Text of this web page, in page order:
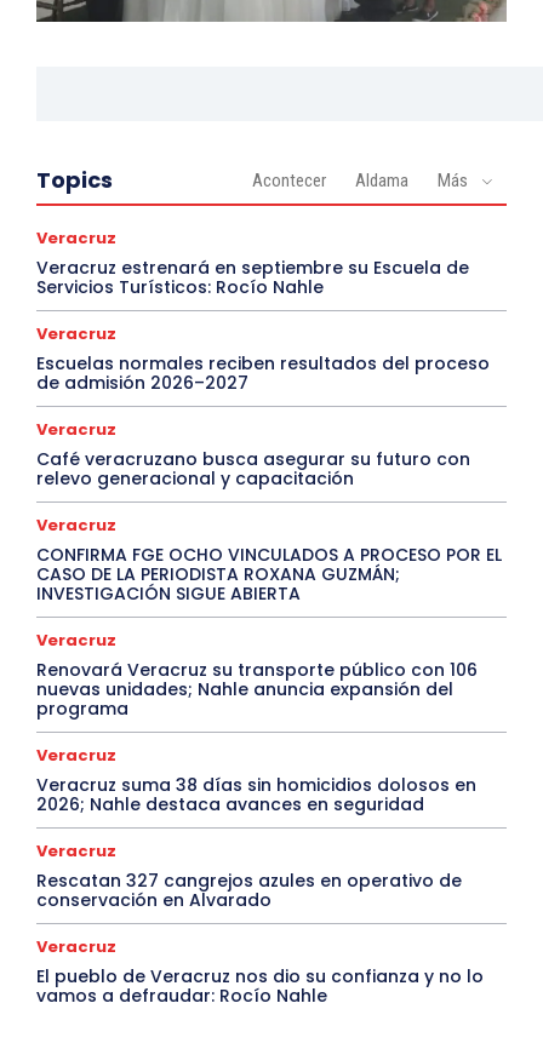
Topics Acontecer Aldama Más
Veracruz
Veracruz estrenará en septiembre su Escuela de
Servicios Turísticos: Rocío Nahle
Veracruz
Escuelas normales reciben resultados del proceso
de admisión 2026–2027
Veracruz
Café veracruzano busca asegurar su futuro con
relevo generacional y capacitación
Veracruz
CONFIRMA FGE OCHO VINCULADOS A PROCESO POR EL
CASO DE LA PERIODISTA ROXANA GUZMÁN;
INVESTIGACIÓN SIGUE ABIERTA
Veracruz
Renovará Veracruz su transporte público con 106
nuevas unidades; Nahle anuncia expansión del
programa
Veracruz
Veracruz suma 38 días sin homicidios dolosos en
2026; Nahle destaca avances en seguridad
Veracruz
Rescatan 327 cangrejos azules en operativo de
conservación en Alvarado
Veracruz
El pueblo de Veracruz nos dio su confianza y no lo
vamos a defraudar: Rocío Nahle